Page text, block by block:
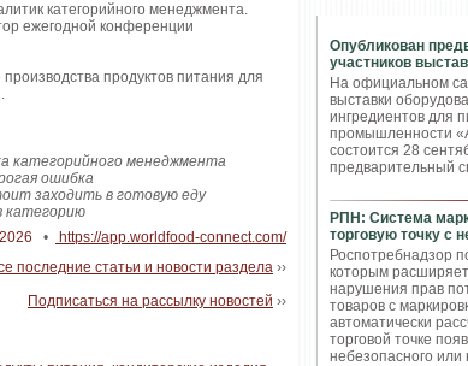
Опубликован
участников
На официальном
выставки
ингредиентов для
промышленности
состоится 28
предварительный
РПН: Система
торговую точку с
Роспотребнадзор
которым
нарушения прав
товаров с
автоматически
торговой точке
небезопасного или
категорийного менеджмента.
ежегодной конференции
продуктов питания для
категорийного менеджмента
ошибка
заходить в готовую еду
категорию
•
https://app.worldfood-connect.com/
последние статьи и новости раздела ››
Подписаться на рассылку новостей ››